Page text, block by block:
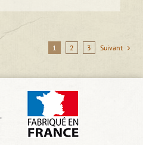
1 2 3 Suivant